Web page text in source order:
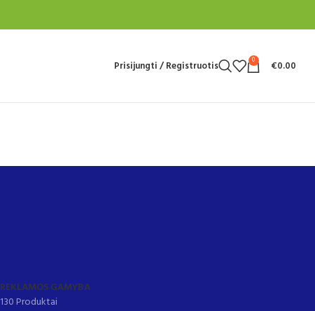
Prisijungti / Registruotis 0 €0.00
REKLAMOS GAMYBA
130 Produktai